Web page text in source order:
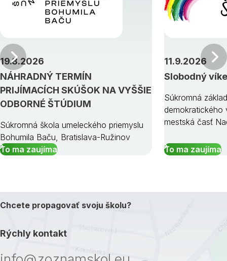
NÁHRADNÝ TERMÍN
PRIJÍMACÍCH SKÚŠOK NA VYŠŠIE
ODBORNÉ ŠTÚDIUM
19.8.2026
Súkromná škola umeleckého priemyslu
Bohumila Baču, Bratislava-Ružinov
To ma zaujíma
Slobodný
11.9.2026
Súkromná
demokratického
mestská časť
To ma zaujíma
Predchádzajúci
Chcete propagovať svoju školu?
Rýchly kontakt